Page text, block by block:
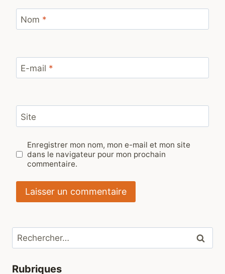
Nom *
E-mail *
Site
Enregistrer mon nom, mon e-mail et mon site
dans le navigateur pour mon prochain
commentaire.
Rechercher :
Rubriques